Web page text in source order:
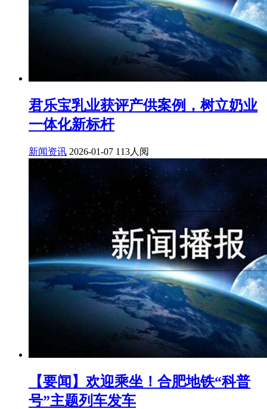
君乐宝乳业获评产供案例，树立奶业
一体化新标杆
新闻资讯 2026-01-07 113人阅
【要闻】欢迎乘坐！合肥地铁“科普
号”主题列车发车